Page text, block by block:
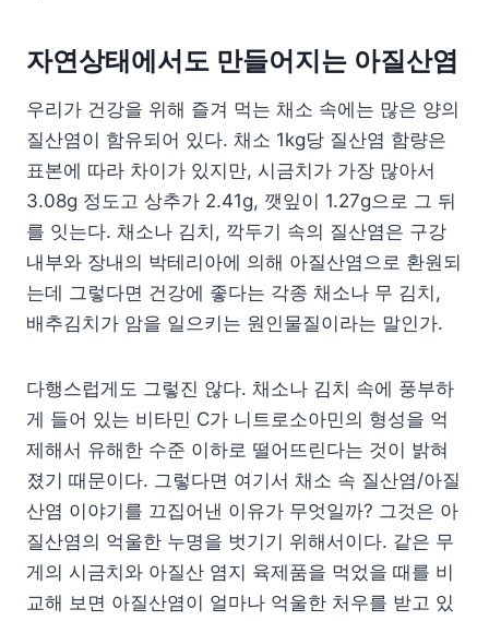
자연상태에서도 만들어지는 아질산염
우리가 건강을 위해 즐겨 먹는 채소 속에는 많은 양의
질산염이 함유되어 있다. 채소 1kg당 질산염 함량은
표본에 따라 차이가 있지만, 시금치가 가장 많아서
3.08g 정도고 상추가 2.41g, 깻잎이 1.27g으로 그 뒤
를 잇는다. 채소나 김치, 깍두기 속의 질산염은 구강
내부와 장내의 박테리아에 의해 아질산염으로 환원되
는데 그렇다면 건강에 좋다는 각종 채소나 무 김치,
배추김치가 암을 일으키는 원인물질이라는 말인가.
다행스럽게도 그렇진 않다. 채소나 김치 속에 풍부하
게 들어 있는 비타민 C가 니트로소아민의 형성을 억
제해서 유해한 수준 이하로 떨어뜨린다는 것이 밝혀
졌기 때문이다. 그렇다면 여기서 채소 속 질산염/아질
산염 이야기를 끄집어낸 이유가 무엇일까? 그것은 아
질산염의 억울한 누명을 벗기기 위해서이다. 같은 무
게의 시금치와 아질산 염지 육제품을 먹었을 때를 비
교해 보면 아질산염이 얼마나 억울한 처우를 받고 있